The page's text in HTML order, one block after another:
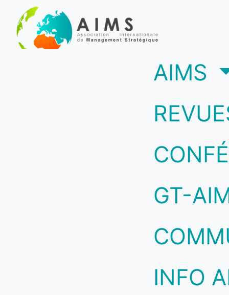
AIMS
GT-
INFO